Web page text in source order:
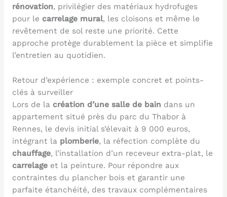
rénovation, privilégier des matériaux hydrofuges
pour le carrelage mural, les cloisons et même le
revêtement de sol reste une priorité. Cette
approche protège durablement la pièce et simplifie
l’entretien au quotidien.
Retour d’expérience : exemple concret et points-
clés à surveiller
Lors de la création d’une salle de bain dans un
appartement situé près du parc du Thabor à
Rennes, le devis initial s’élevait à 9 000 euros,
intégrant la plomberie, la réfection complète du
chauffage, l’installation d’un receveur extra-plat, le
carrelageet la peinture. Pour répondre aux
contraintes du plancher bois et garantir une
parfaite étanchéité, des travaux complémentaires